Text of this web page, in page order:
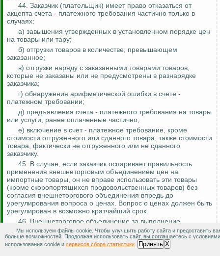
44. Заказчик (плательщик) имеет право отказаться от
акцепта счета - платежного требования частично только в
случаях:
а) завышения утвержденных в установленном порядке цен
на товары или тару;
б) отгрузки товаров в количестве, превышающем
заказанное;
в) отгрузки наряду с заказанными товарами товаров,
которые не заказаны или не предусмотрены в разнарядке
заказчика;
г) обнаружения арифметической ошибки в счете -
платежном требовании;
д) предъявления счета - платежного требования на товары
или услуги, ранее оплаченные частично;
е) включение в счет - платежное требование, кроме
стоимости отгруженного или сданного товара, также стоимости
товара, фактически не отгруженного или не сданного
заказчику.
45. В случае, если заказчик оспаривает правильность
применения внешнеторговым объединением цен на
импортные товары, он не вправе использовать эти товары
(кроме скоропортящихся продовольственных товаров) без
согласия внешнеторгового объединения впредь до
урегулирования вопроса о ценах. Вопрос о ценах должен быть
урегулирован в возможно кратчайший срок.
46. Внешнеторговое объединение за выполнение
поручений заказчика получает комиссионное вознаграждение в
размере, утверждаемом в установленном порядке.
Мы используем файлы cookie. Чтобы улучшить работу сайта и предоставить
больше возможностей. Продолжая использовать сайт, вы соглашаетесь с условиями
использования cookie и сервисов сбора статистики Принять X